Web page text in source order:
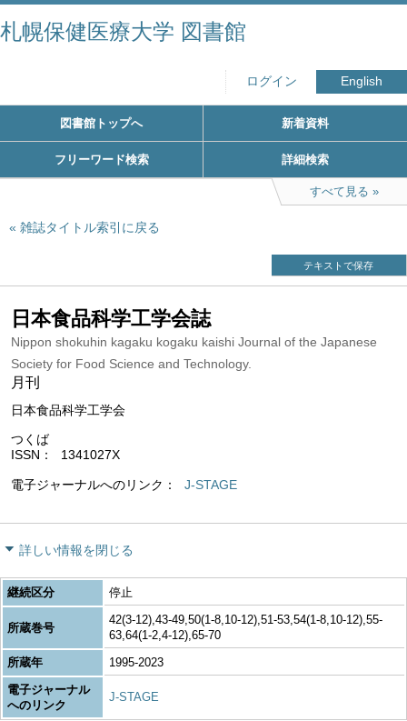
札幌保健医療大学 図書館
ログイン English
図書館トップへ 新着資料
フリーワード検索 詳細検索
すべて見る
雑誌タイトル索引に戻る
テキストで保存
日本食品科学工学会誌
Nippon shokuhin kagaku kogaku kaishi Journal of the Japanese
Society for Food Science and Technology.
月刊
日本食品科学工学会
つくば
ISSN
1341027X
電子ジャーナルへのリンク J-STAGE
詳しい情報を閉じる
継続区分 停止
所蔵巻号
42(3-12),43-49,50(1-8,10-12),51-53,54(1-8,10-12),55-
63,64(1-2,4-12),65-70
所蔵年
1995-2023
電子ジャーナル
へのリンク
J-STAGE